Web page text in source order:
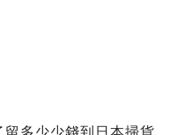
留多少少錢到日本掃貨